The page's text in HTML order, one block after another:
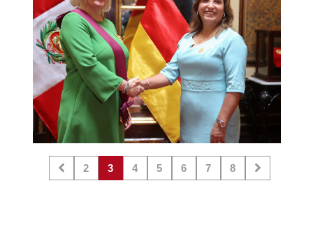
2 3 4 5 6 7 8